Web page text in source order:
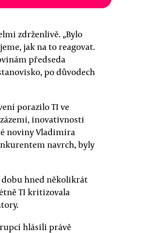
zdrženlivě. „Bylo
jak na to reagovat.
předseda
po důvodech
porazilo TI ve
inovativnosti
noviny Vladimíra
navrch, byly
dobu hned několikrát
TI kritizovala
hlásili právě